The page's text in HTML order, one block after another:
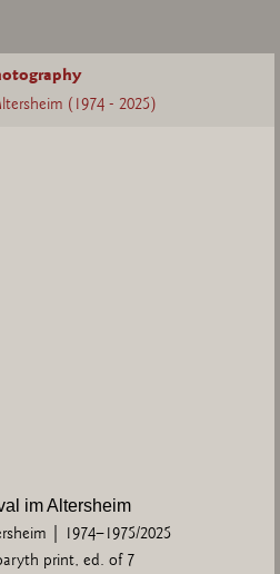
(1974 - 2025)
| 1974–1975/2025
print, ed. of 7